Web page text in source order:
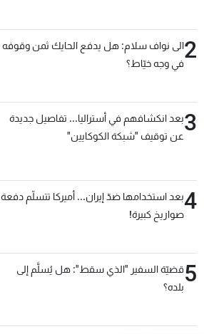
2الى نواف سلام: هل يدفع الحايك ثمن وقوفه
في وجه خيّاط؟
3بعد انكشافهم في أستراليا... تفاصيل جديدة
عن توقيف "شبكة الكوكايين"
4بعد استخدامها ضدّ إيران... أميركا تتسلّم دفعة
صواريخ كبيرة!
5قضيّة السفير "الذي سقط": هل يُسلَّم إلى
بلده؟